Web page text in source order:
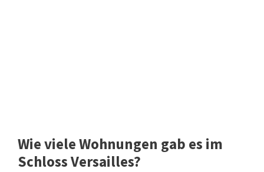
Wie viele Wohnungen gab es im
Schloss Versailles?